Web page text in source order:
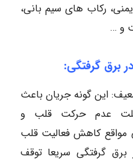
رکاب های سیم بانی،
و …
برق گرفتگی:
این گونه جریان باعث
عدم حرکت قلب و
مواقع کاهش فعالیت قلب
برق گرفتگی سریعا توقف